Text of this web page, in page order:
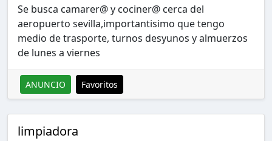
Se busca camarer@ y cociner@ cerca del
aeropuerto sevilla,importantisimo que tengo
medio de trasporte, turnos desyunos y almuerzos
de lunes a viernes
ANUNCIO Favoritos
limpiadora